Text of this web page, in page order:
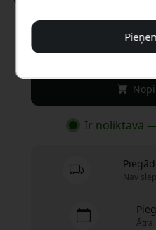
Ir noliktavā
Nav
Ātra